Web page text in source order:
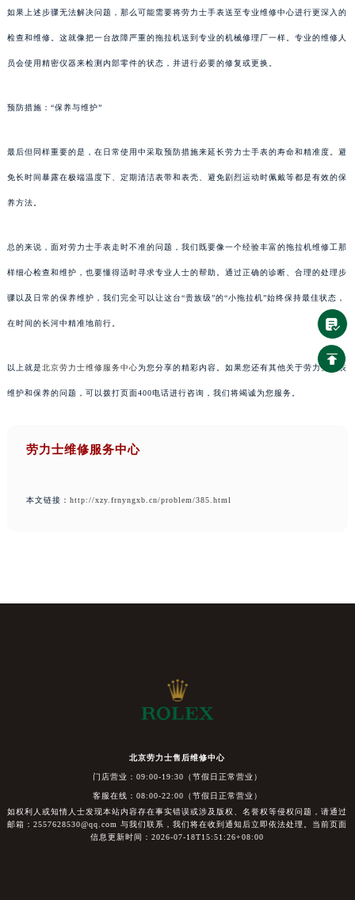
如果上述步骤无法解决问题，那么可能需要将劳力士手表送至专业维修中心进行更深入的
检查和维修。这就像把一台故障严重的拖拉机送到专业的机械修理厂一样。专业的维修人
员会使用精密仪器来检测内部零件的状态，并进行必要的修复或更换。
预防措施：“保养与维护”
最后但同样重要的是，在日常使用中采取预防措施来延长劳力士手表的寿命和精准度。避
免长时间暴露在极端温度下、定期清洁表带和表壳、避免剧烈运动时佩戴等都是有效的保
养方法。
总的来说，面对劳力士手表走时不准的问题，我们既要像一个经验丰富的拖拉机维修工那
样细心检查和维护，也要懂得适时寻求专业人士的帮助。通过正确的诊断、合理的处理步
骤以及日常的保养维护，我们完全可以让这台“贵族级”的“小拖拉机”始终保持最佳状态，
在时间的长河中精准地前行。
以上就是北京劳力士维修服务中心为您分享的精彩内容。如果您还有其他关于劳力士手表
维护和保养的问题，可以拨打页面400电话进行咨询，我们将竭诚为您服务。
劳力士维修服务中心
本文链接： http://xzy.frnyngxb.cn/problem/385.html
北京劳力士售后维修中心
门店营业：09:00-19:30（节假日正常营业）
客服在线：08:00-22:00（节假日正常营业）
如权利人或知情人士发现本站内容存在事实错误或涉及版权、名誉权等侵权问题，请通过
邮箱：2557628530@qq.com 与我们联系，我们将在收到通知后立即依法处理。当前页面
信息更新时间：2026-07-18T15:51:26+08:00